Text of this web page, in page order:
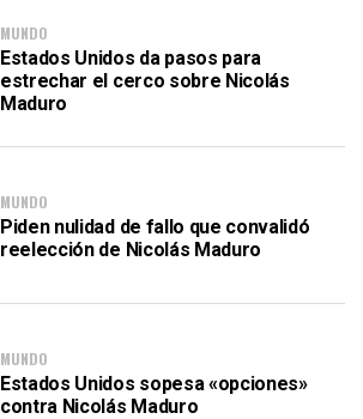
MUNDO
Estados Unidos da pasos para
estrechar el cerco sobre Nicolás
Maduro
MUNDO
Piden nulidad de fallo que convalidó
reelección de Nicolás Maduro
MUNDO
Estados Unidos sopesa «opciones»
contra Nicolás Maduro